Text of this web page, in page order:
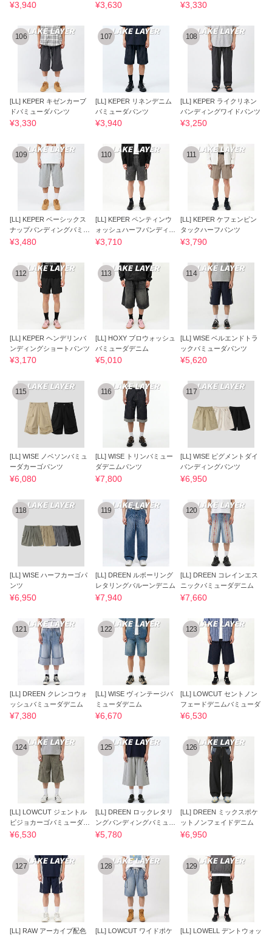
¥3,940 ¥3,630 ¥3,330
106
[LL] KEPER キゼンカーブ
ドバミューダパンツ
¥3,330
107
[LL] KEPER リネンデニム
バミューダパンツ
¥3,940
108
[LL] KEPER ライクリネン
バンディングワイドパンツ
¥3,250
109
[LL] KEPER ベーシックス
ナップバンディングバミュ
ーダ
¥3,480
110
[LL] KEPER ペンティンウ
ォッシュハーフバンディン
グパンツ
¥3,710
111
[LL] KEPER ケフェンピン
タックハーフパンツ
¥3,790
112
[LL] KEPER ヘンデリンバ
ンディングショートパンツ
¥3,170
113
[LL] HOXY ブロウォッシュ
バミューダデニム
¥5,010
114
[LL] WISE ベルエンドトラ
ックバミューダパンツ
¥5,620
115
[LL] WISE ノベソンバミュ
ーダカーゴパンツ
¥6,080
116
[LL] WISE トリンバミュー
ダデニムパンツ
¥7,800
117
[LL] WISE ピグメントダイ
バンディングパンツ
¥6,950
118
[LL] WISE ハーフカーゴパ
ンツ
¥6,950
119
[LL] DREEN ルボーリング
レタリングバルーンデニム
¥7,940
120
[LL] DREEN コレインエス
ニックバミューダデニム
¥7,660
121
[LL] DREEN クレンコウォ
ッシュバミューダデニム
¥7,380
122
[LL] WISE ヴィンテージバ
ミューダデニム
¥6,670
123
[LL] LOWCUT セントノン
フェードデニムバミューダ
¥6,530
124
[LL] LOWCUT ジェントル
ビジョカーゴバミューダパ
ンツ
¥6,530
125
[LL] DREEN ロックレタリ
ングバンディングバミュー
ダパンツ
¥5,780
126
[LL] DREEN ミックスポケ
ットノンフェイドデニム
¥6,950
127
[LL] RAW アーカイブ配色
128
[LL] LOWCUT ワイドポケ
129
[LL] LOWELL デントウォッ